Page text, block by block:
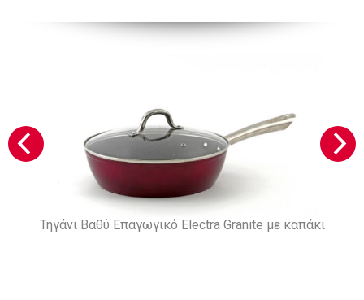
Τηγάνι Βαθύ Επαγωγικό Electra Granite με καπάκι